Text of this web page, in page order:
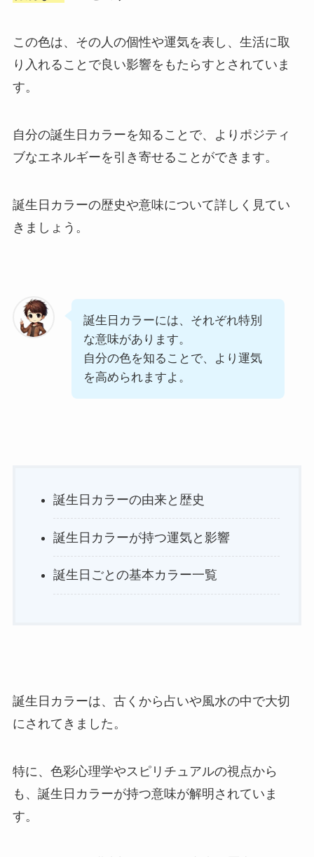
この色は、その人の個性や運気を表し、生活に取
り入れることで良い影響をもたらすとされていま
す。
自分の誕生日カラーを知ることで、よりポジティ
ブなエネルギーを引き寄せることができます。
誕生日カラーの歴史や意味について詳しく見てい
きましょう。
誕生日カラーには、それぞれ特別
な意味があります。
自分の色を知ることで、より運気
を高められますよ。
誕生日カラーの由来と歴史
誕生日カラーが持つ運気と影響
誕生日ごとの基本カラー一覧
誕生日カラーは、古くから占いや風水の中で大切
にされてきました。
特に、色彩心理学やスピリチュアルの視点から
も、誕生日カラーが持つ意味が解明されていま
す。